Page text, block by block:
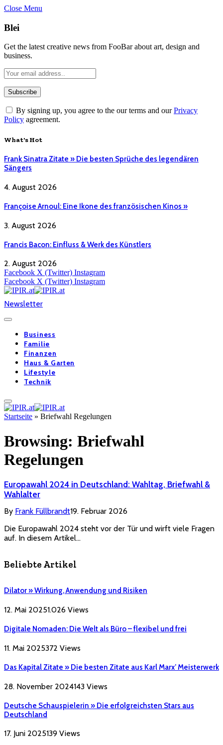
Close Menu
Blei
Get the latest creative news from FooBar about art, design and
business.
By signing up, you agree to the our terms and ourPrivacy
Policy agreement.
What's Hot
Frank Sinatra Zitate » Die besten Sprüche des legendären
Sängers
4. August 2026
Françoise Arnoul: Eine Ikone des französischen Kinos »
3. August 2026
Francis Bacon: Einfluss & Werk des Künstlers
2. August 2026
Facebook X (Twitter) Instagram
Facebook X (Twitter) Instagram
Newsletter
Business
Familie
Finanzen
Haus & Garten
Lifestyle
Technik
Startseite » Briefwahl Regelungen
Browsing: Briefwahl
Regelungen
Europawahl 2024 in Deutschland: Wahltag, Briefwahl &
Wahlalter
By Frank Füllbrandt19. Februar 2026
Die Europawahl 2024 steht vor der Tür und wirft viele Fragen
auf. In diesem Artikel…
Beliebte Artikel
Dilator » Wirkung, Anwendung und Risiken
12. Mai 20251.026 Views
Digitale Nomaden: Die Welt als Büro – flexibel und frei
11. Mai 2025372 Views
Das Kapital Zitate » Die besten Zitate aus Karl Marx’ Meisterwerk
28. November 2024143 Views
Deutsche Schauspielerin » Die erfolgreichsten Stars aus
Deutschland
17. Juni 2025139 Views